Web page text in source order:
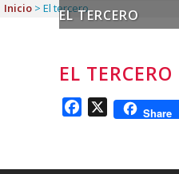
EL TERCERO
Inicio > El tercero
EL TERCERO
Facebook
X Share